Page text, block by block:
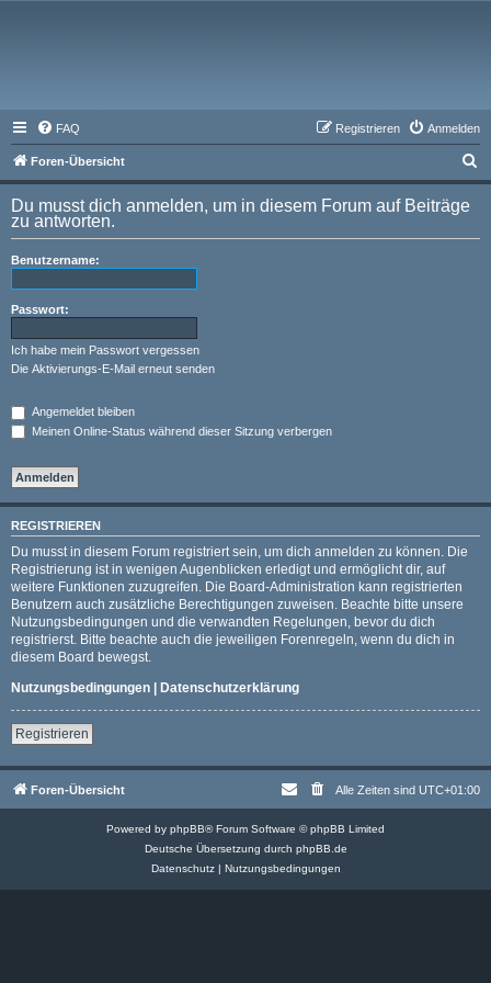
FAQ Anmelden
Registrieren
Foren-Übersicht
u
h
Du musst dich anmelden, um in diesem Forum auf Beiträge
zu antworten.
Benutzername:
Passwort:
Ich habe mein Passwort vergessen
Die Aktivierungs-E-Mail erneut senden
Angemeldet bleiben
Meinen Online-Status während dieser Sitzung verbergen
REGISTRIEREN
Du musst in diesem Forum registriert sein, um dich anmelden zu können. Die
Registrierung ist in wenigen Augenblicken erledigt und ermöglicht dir, auf
weitere Funktionen zuzugreifen. Die Board-Administration kann registrierten
Benutzern auch zusätzliche Berechtigungen zuweisen. Beachte bitte unsere
Nutzungsbedingungen und die verwandten Regelungen, bevor du dich
registrierst. Bitte beachte auch die jeweiligen Forenregeln, wenn du dich in
diesem Board bewegst.
Nutzungsbedingungen | Datenschutzerklärung
Registrieren
Foren-Übersicht Alle Zeiten sind UTC+01:00
Powered by phpBB® Forum Software © phpBB Limited
Deutsche Übersetzung durch phpBB.de
Datenschutz| Nutzungsbedingungen